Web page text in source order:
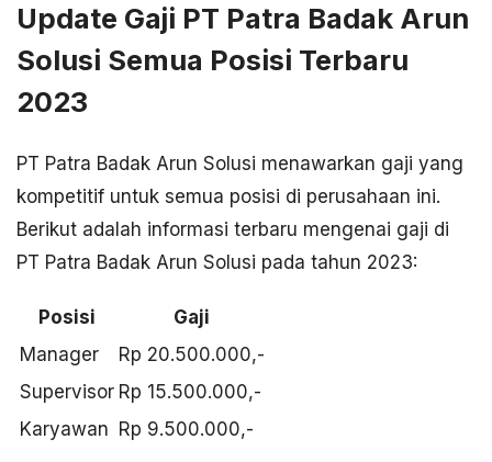
Update Gaji PT Patra Badak Arun
Solusi Semua Posisi Terbaru
2023
PT Patra Badak Arun Solusi menawarkan gaji yang
kompetitif untuk semua posisi di perusahaan ini.
Berikut adalah informasi terbaru mengenai gaji di
PT Patra Badak Arun Solusi pada tahun 2023:
Posisi
Gaji
Manager
Rp 20.500.000,-
Supervisor Rp 15.500.000,-
Karyawan Rp 9.500.000,-